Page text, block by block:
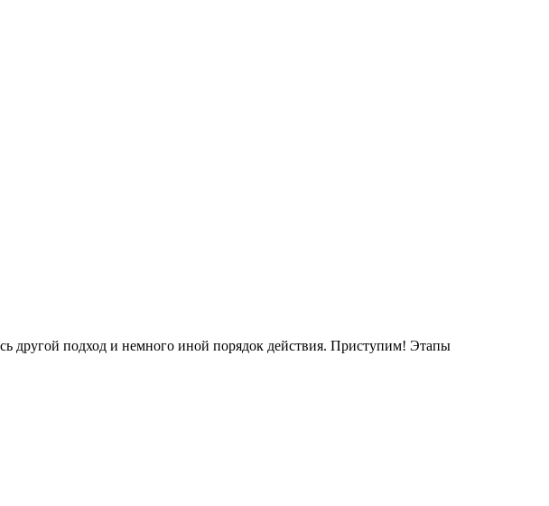
другой подход и немного иной порядок действия. Приступим! Этапы